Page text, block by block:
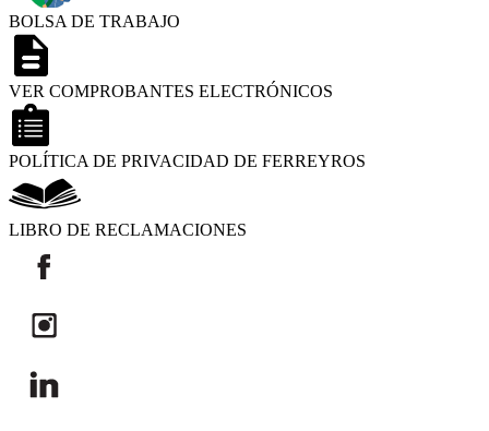
BOLSA DE TRABAJO
VER COMPROBANTES ELECTRÓNICOS
POLÍTICA DE PRIVACIDAD DE FERREYROS
LIBRO DE RECLAMACIONES